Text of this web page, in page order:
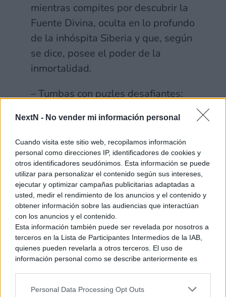
NextN - No vender mi información personal
Cuando visita este sitio web, recopilamos información
personal como direcciones IP, identificadores de cookies y
otros identificadores seudónimos. Esta información se puede
utilizar para personalizar el contenido según sus intereses,
ejecutar y optimizar campañas publicitarias adaptadas a
usted, medir el rendimiento de los anuncios y el contenido y
obtener información sobre las audiencias que interactúan
con los anuncios y el contenido.
Esta información también puede ser revelada por nosotros a
terceros en la Lista de Participantes Intermedios de la IAB,
quienes pueden revelarla a otros terceros. El uso de
información personal como se describe anteriormente es
generamos contenido relevante para nuestra audiencia.
Personal Data Processing Opt Outs
mientras compites por descubrir la
Fuente Divina, oculta en lo profundo
de la inhóspita Siberia y que, según
se dice, posee el poder de la
inmortalidad.
– Tumbas con puzles desafiantes:
precedieron (el legendario Profeta,
la antigua civilización Remanente y
Trinity) resolviendo puzles
ambientales y trampas ancestrales
que custodian las reliquias en su
interior.
– Combate dinámico: Demuestra
que eres digno del legado Croft
superando a tus enemigos con
astucia y usando los suministros
que encuentres y el versátil arsenal